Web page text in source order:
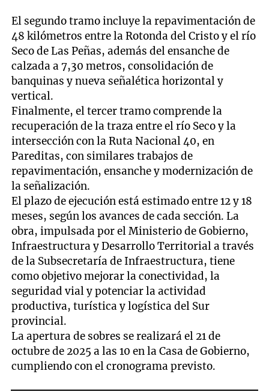
El segundo tramo incluye la repavimentación de
48 kilómetros entre la Rotonda del Cristo y el río
Seco de Las Peñas, además del ensanche de
calzada a 7,30 metros, consolidación de
banquinas y nueva señalética horizontal y
vertical.
Finalmente, el tercer tramo comprende la
recuperación de la traza entre el río Seco y la
intersección con la Ruta Nacional 40, en
Pareditas, con similares trabajos de
repavimentación, ensanche y modernización de
la señalización.
El plazo de ejecución está estimado entre 12 y 18
meses, según los avances de cada sección. La
obra, impulsada por el Ministerio de Gobierno,
Infraestructura y Desarrollo Territorial a través
de la Subsecretaría de Infraestructura, tiene
como objetivo mejorar la conectividad, la
seguridad vial y potenciar la actividad
productiva, turística y logística del Sur
provincial.
La apertura de sobres se realizará el 21 de
octubre de 2025 a las 10 en la Casa de Gobierno,
cumpliendo con el cronograma previsto.